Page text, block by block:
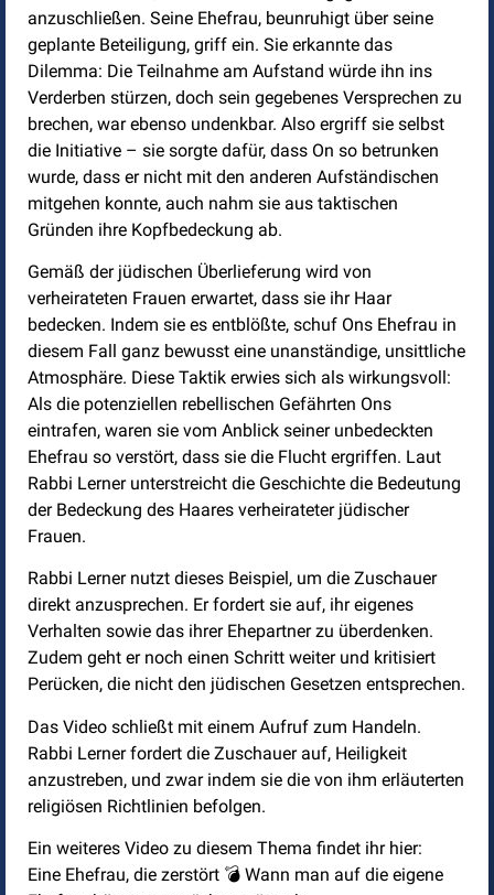
anzuschließen. Seine Ehefrau, beunruhigt über seine
geplante Beteiligung, griff ein. Sie erkannte das
Dilemma: Die Teilnahme am Aufstand würde ihn ins
Verderben stürzen, doch sein gegebenes Versprechen zu
brechen, war ebenso undenkbar. Also ergriff sie selbst
die Initiative – sie sorgte dafür, dass On so betrunken
wurde, dass er nicht mit den anderen Aufständischen
mitgehen konnte, auch nahm sie aus taktischen
Gründen ihre Kopfbedeckung ab.
Gemäß der jüdischen Überlieferung wird von
verheirateten Frauen erwartet, dass sie ihr Haar
bedecken. Indem sie es entblößte, schuf Ons Ehefrau in
diesem Fall ganz bewusst eine unanständige, unsittliche
Atmosphäre. Diese Taktik erwies sich als wirkungsvoll:
Als die potenziellen rebellischen Gefährten Ons
eintrafen, waren sie vom Anblick seiner unbedeckten
Ehefrau so verstört, dass sie die Flucht ergriffen. Laut
Rabbi Lerner unterstreicht die Geschichte die Bedeutung
der Bedeckung des Haares verheirateter jüdischer
Frauen.
Rabbi Lerner nutzt dieses Beispiel, um die Zuschauer
direkt anzusprechen. Er fordert sie auf, ihr eigenes
Verhalten sowie das ihrer Ehepartner zu überdenken.
Zudem geht er noch einen Schritt weiter und kritisiert
Perücken, die nicht den jüdischen Gesetzen entsprechen.
Das Video schließt mit einem Aufruf zum Handeln.
Rabbi Lerner fordert die Zuschauer auf, Heiligkeit
anzustreben, und zwar indem sie die von ihm erläuterten
religiösen Richtlinien befolgen.
Ein weiteres Video zu diesem Thema findet ihr hier:
Eine Ehefrau, die zerstört 💣 Wann man auf die eigene